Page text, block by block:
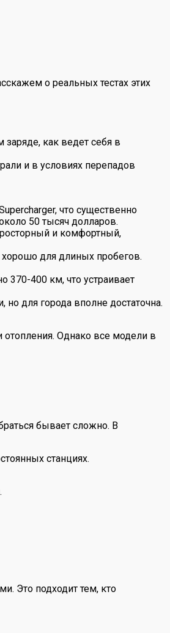
о реальных тестах этих
как ведет себя в
и в условиях перепадов
что существенно
50 тысяч долларов.
и комфортный,
для длиных пробегов.
370-400 км, что устраивает
для города вполне достаточна.
отопления. Однако все модели в
бывает сложно. В
станциях.
Это подходит тем, кто